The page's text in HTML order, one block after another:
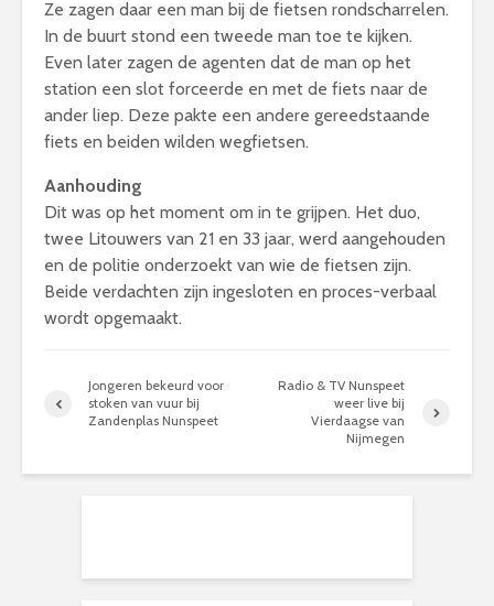
Ze zagen daar een man bij de fietsen rondscharrelen.
In de buurt stond een tweede man toe te kijken.
Even later zagen de agenten dat de man op het
station een slot forceerde en met de fiets naar de
ander liep. Deze pakte een andere gereedstaande
fiets en beiden wilden wegfietsen.
Aanhouding
Dit was op het moment om in te grijpen. Het duo,
twee Litouwers van 21 en 33 jaar, werd aangehouden
en de politie onderzoekt van wie de fietsen zijn.
Beide verdachten zijn ingesloten en proces-verbaal
wordt opgemaakt.
Jongeren bekeurd voor
stoken van vuur bij
Zandenplas Nunspeet
Radio & TV Nunspeet
weer live bij
Vierdaagse van
Nijmegen